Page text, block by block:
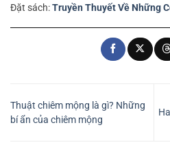
Đặt sách:Truyền Thuyết Về Những
Thuật chiêm mộng là gì? Những
bí ẩn của chiêm mộng